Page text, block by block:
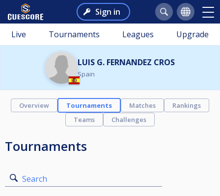
Sign in
Live Tournaments Leagues Upgrade
LUIS G. FERNANDEZ CROS
Spain
Overview Tournaments Matches
Rankings
Teams
Challenges
Tournaments
Search